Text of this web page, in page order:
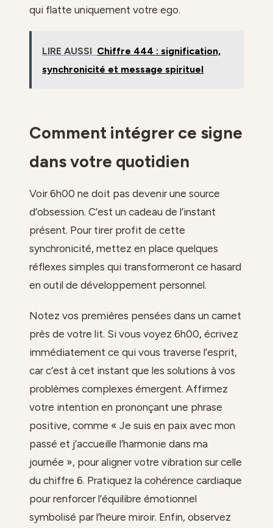
qui flatte uniquement votre ego.
LIRE AUSSI Chiffre 444 : signification,
synchronicité et message spirituel
Comment intégrer ce signe
dans votre quotidien
Voir 6h00 ne doit pas devenir une source
d’obsession. C’est un cadeau de l’instant
présent. Pour tirer profit de cette
synchronicité, mettez en place quelques
réflexes simples qui transformeront ce hasard
en outil de développement personnel.
Notez vos premières pensées dans un carnet
près de votre lit. Si vous voyez 6h00, écrivez
immédiatement ce qui vous traverse l’esprit,
car c’est à cet instant que les solutions à vos
problèmes complexes émergent. Affirmez
votre intention en prononçant une phrase
positive, comme « Je suis en paix avec mon
passé et j’accueille l’harmonie dans ma
journée », pour aligner votre vibration sur celle
du chiffre 6. Pratiquez la cohérence cardiaque
pour renforcer l’équilibre émotionnel
symbolisé par l’heure miroir. Enfin, observez